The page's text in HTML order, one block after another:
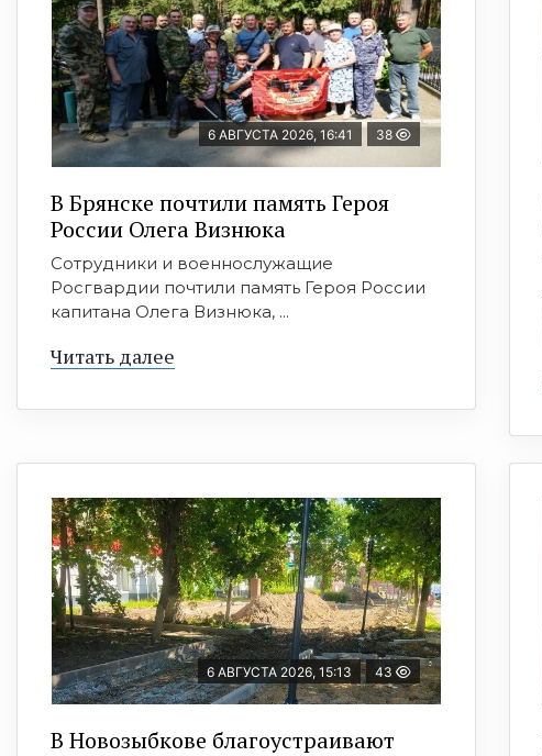
6 АВГУСТА 2026, 16:41 38
В Брянске почтили память Героя
России Олега Визнюка
Сотрудники и военнослужащие
Росгвардии почтили память Героя России
капитана Олега Визнюка, ...
Читать далее
6 АВГУСТА 2026, 15:13 43
В Новозыбкове благоустраивают